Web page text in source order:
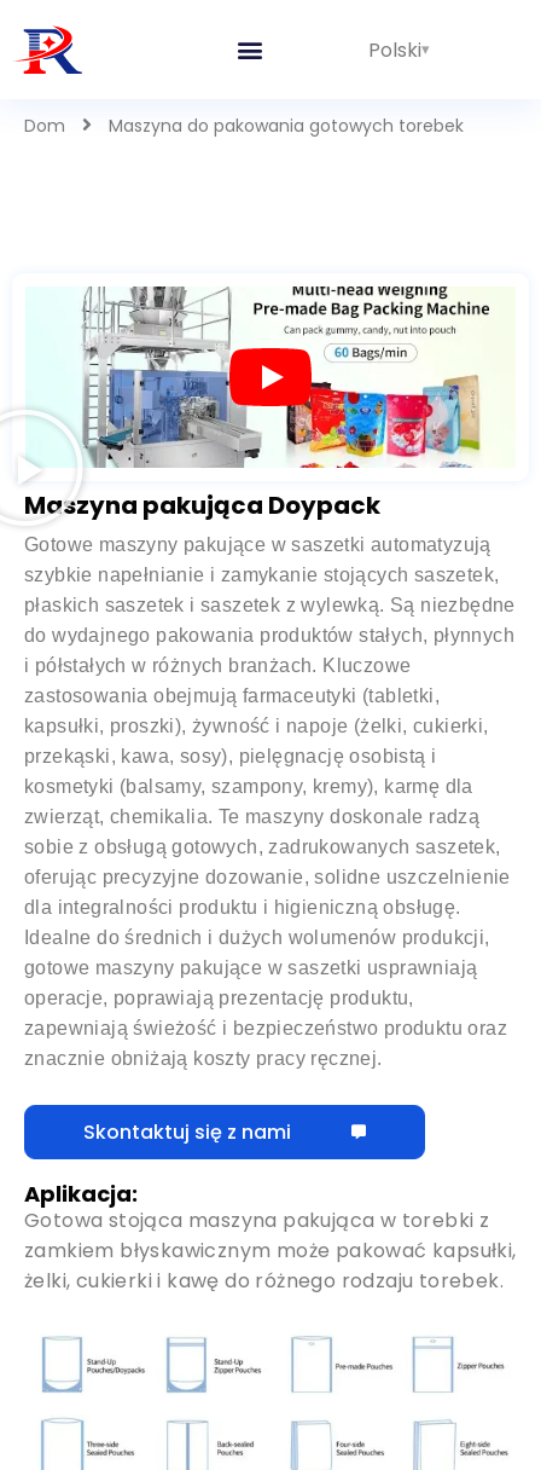
Polski
Dom Maszyna do pakowania gotowych torebek
Maszyna pakująca Doypack
Gotowe maszyny pakujące w saszetki automatyzują
szybkie napełnianie i zamykanie stojących saszetek,
płaskich saszetek i saszetek z wylewką. Są niezbędne
do wydajnego pakowania produktów stałych, płynnych
i półstałych w różnych branżach. Kluczowe
zastosowania obejmują farmaceutyki (tabletki,
kapsułki, proszki), żywność i napoje (żelki, cukierki,
przekąski, kawa, sosy), pielęgnację osobistą i
kosmetyki (balsamy, szampony, kremy), karmę dla
zwierząt, chemikalia. Te maszyny doskonale radzą
sobie z obsługą gotowych, zadrukowanych saszetek,
oferując precyzyjne dozowanie, solidne uszczelnienie
dla integralności produktu i higieniczną obsługę.
Idealne do średnich i dużych wolumenów produkcji,
gotowe maszyny pakujące w saszetki usprawniają
operacje, poprawiają prezentację produktu,
zapewniają świeżość i bezpieczeństwo produktu oraz
znacznie obniżają koszty pracy ręcznej.
Skontaktuj się z nami
Aplikacja:
Gotowa stojąca maszyna pakująca w torebki z
zamkiem błyskawicznym może pakować kapsułki,
żelki, cukierki i kawę do różnego rodzaju torebek.